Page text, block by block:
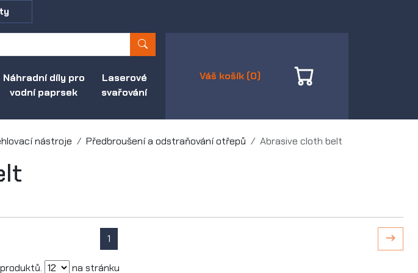
Náhradní díly pro
vodní paprsek
Laserové
svařování
Váš košík (0)
nástroje Předbroušení a odstraňování otřepů Abrasive cloth belt
1
produktů. na stránku